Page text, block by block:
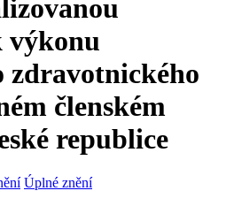
výkonu
zdravotnického
členském
republice
Úplné znění